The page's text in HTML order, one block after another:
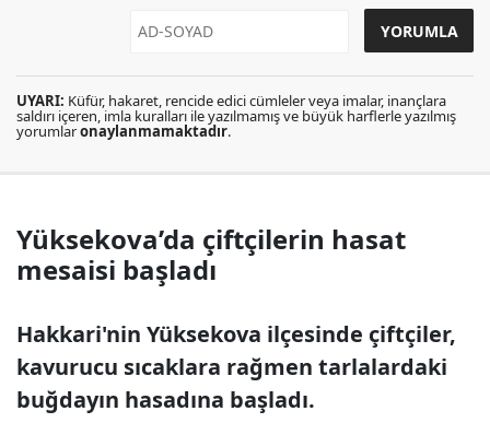
UYARI: Küfür, hakaret, rencide edici cümleler veya imalar, inançlara
saldırı içeren, imla kuralları ile yazılmamış ve büyük harflerle yazılmış
yorumlaronaylanmamaktadır.
Yüksekova’da çiftçilerin hasat
mesaisi başladı
Hakkari'nin Yüksekova ilçesinde çiftçiler,
kavurucu sıcaklara rağmen tarlalardaki
buğdayın hasadına başladı.